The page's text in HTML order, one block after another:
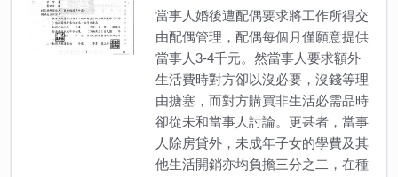
當事人婚後遭配偶要求將工作所得交
由配偶管理，配偶每個月僅願意提供
當事人3-4千元。然當事人要求額外
生活費時對方卻以沒必要，沒錢等理
由搪塞，而對方購買非生活必需品時
卻從未和當事人討論。更甚者，當事
人除房貸外，未成年子女的學費及其
他生活開銷亦均負擔三分之二，在種